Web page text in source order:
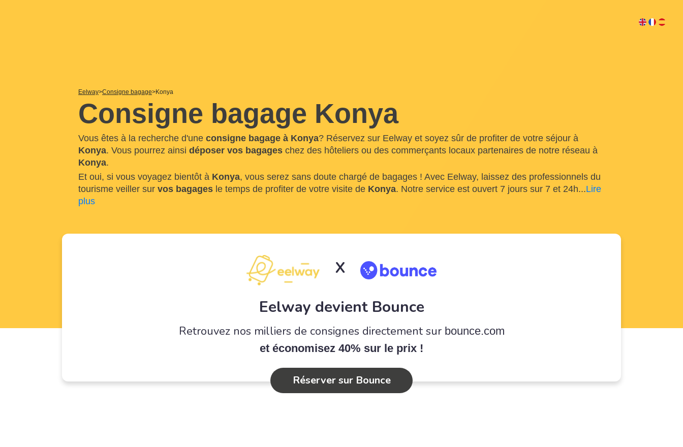
Eelway Consigne bagage Konya
Consigne bagage Konya
Vous êtes à la recherche d'une consigne bagage à Konya? Réservez sur Eelway et soyez sûr de profiter de votre séjour à
Konya. Vous pourrez ainsi déposer vos bagages chez des hôteliers ou des commerçants locaux partenaires de notre réseau à
Konya.
Et oui, si vous voyagez bientôt à Konya, vous serez sans doute chargé de bagages ! Avec Eelway, laissez des professionnels du
tourisme veiller sur vos bagages le temps de profiter de votre visite de Konya. Notre service est ouvert 7 jours sur 7 et 24h...Lire
plus
X
Eelway devient Bounce
Retrouvez nos milliers de consignes directement sur bounce.com
et économisez 40% sur le prix !
Réserver sur Bounce